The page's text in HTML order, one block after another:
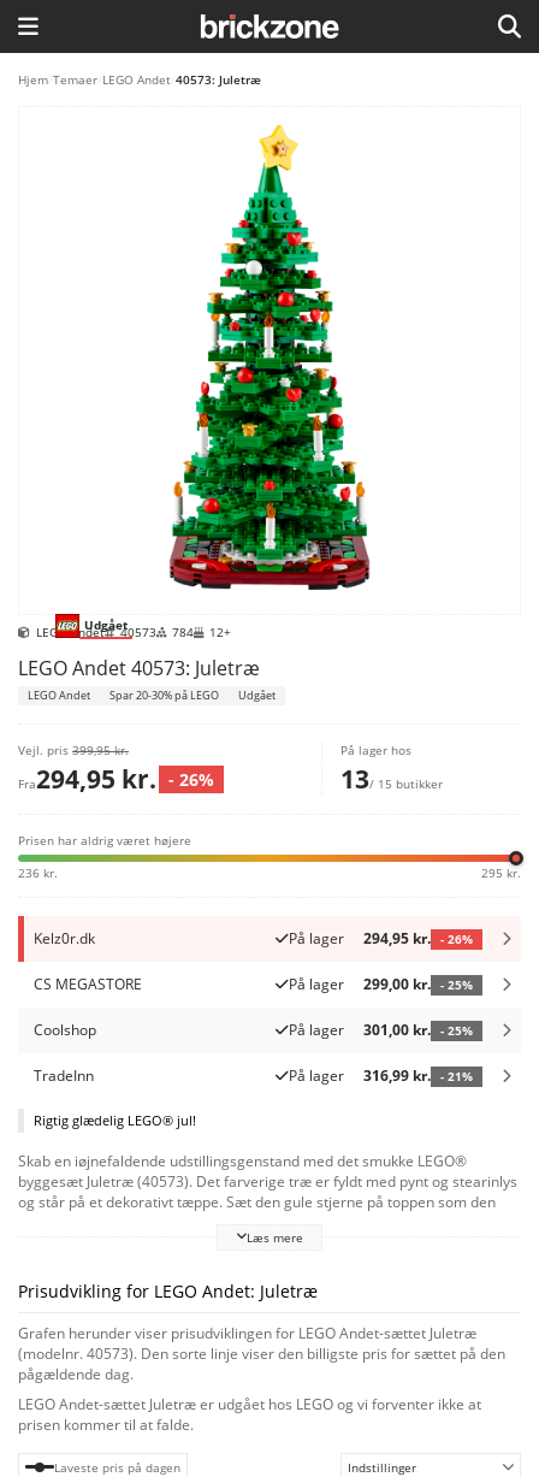
HJEM
Hjem Temaer LEGO Andet 40573: Juletræ
Udgået
LEGO Andet 40573 784 12+
LEGO Andet 40573: Juletræ
LEGO Andet Spar 20-30% på LEGO Udgået
Vejl. pris 399,95 kr.
Fra294,95 kr. - 26%
På lager hos
13/ 15 butikker
Prisen har aldrig været højere
236 kr. 295 kr.
Kelz0r.dk På lager 294,95 kr. - 26%
CS MEGASTORE På lager 299,00 kr. - 25%
Coolshop På lager 301,00 kr. - 25%
TradeInn På lager 316,99 kr. - 21%
Rigtig glædelig LEGO® jul!
Skab en iøjnefaldende udstillingsgenstand med det smukke LEGO®
byggesæt Juletræ (40573). Det farverige træ er fyldt med pynt og stearinlys
og står på et dekorativt tæppe. Sæt den gule stjerne på toppen som den
Læs mere
Prisudvikling for LEGO Andet: Juletræ
Grafen herunder viser prisudviklingen for LEGO Andet-sættet Juletræ
(modelnr. 40573). Den sorte linje viser den billigste pris for sættet på den
pågældende dag.
LEGO Andet-sættet Juletræ er udgået hos LEGO og vi forventer ikke at
prisen kommer til at falde.
Laveste pris på dagen Indstillinger